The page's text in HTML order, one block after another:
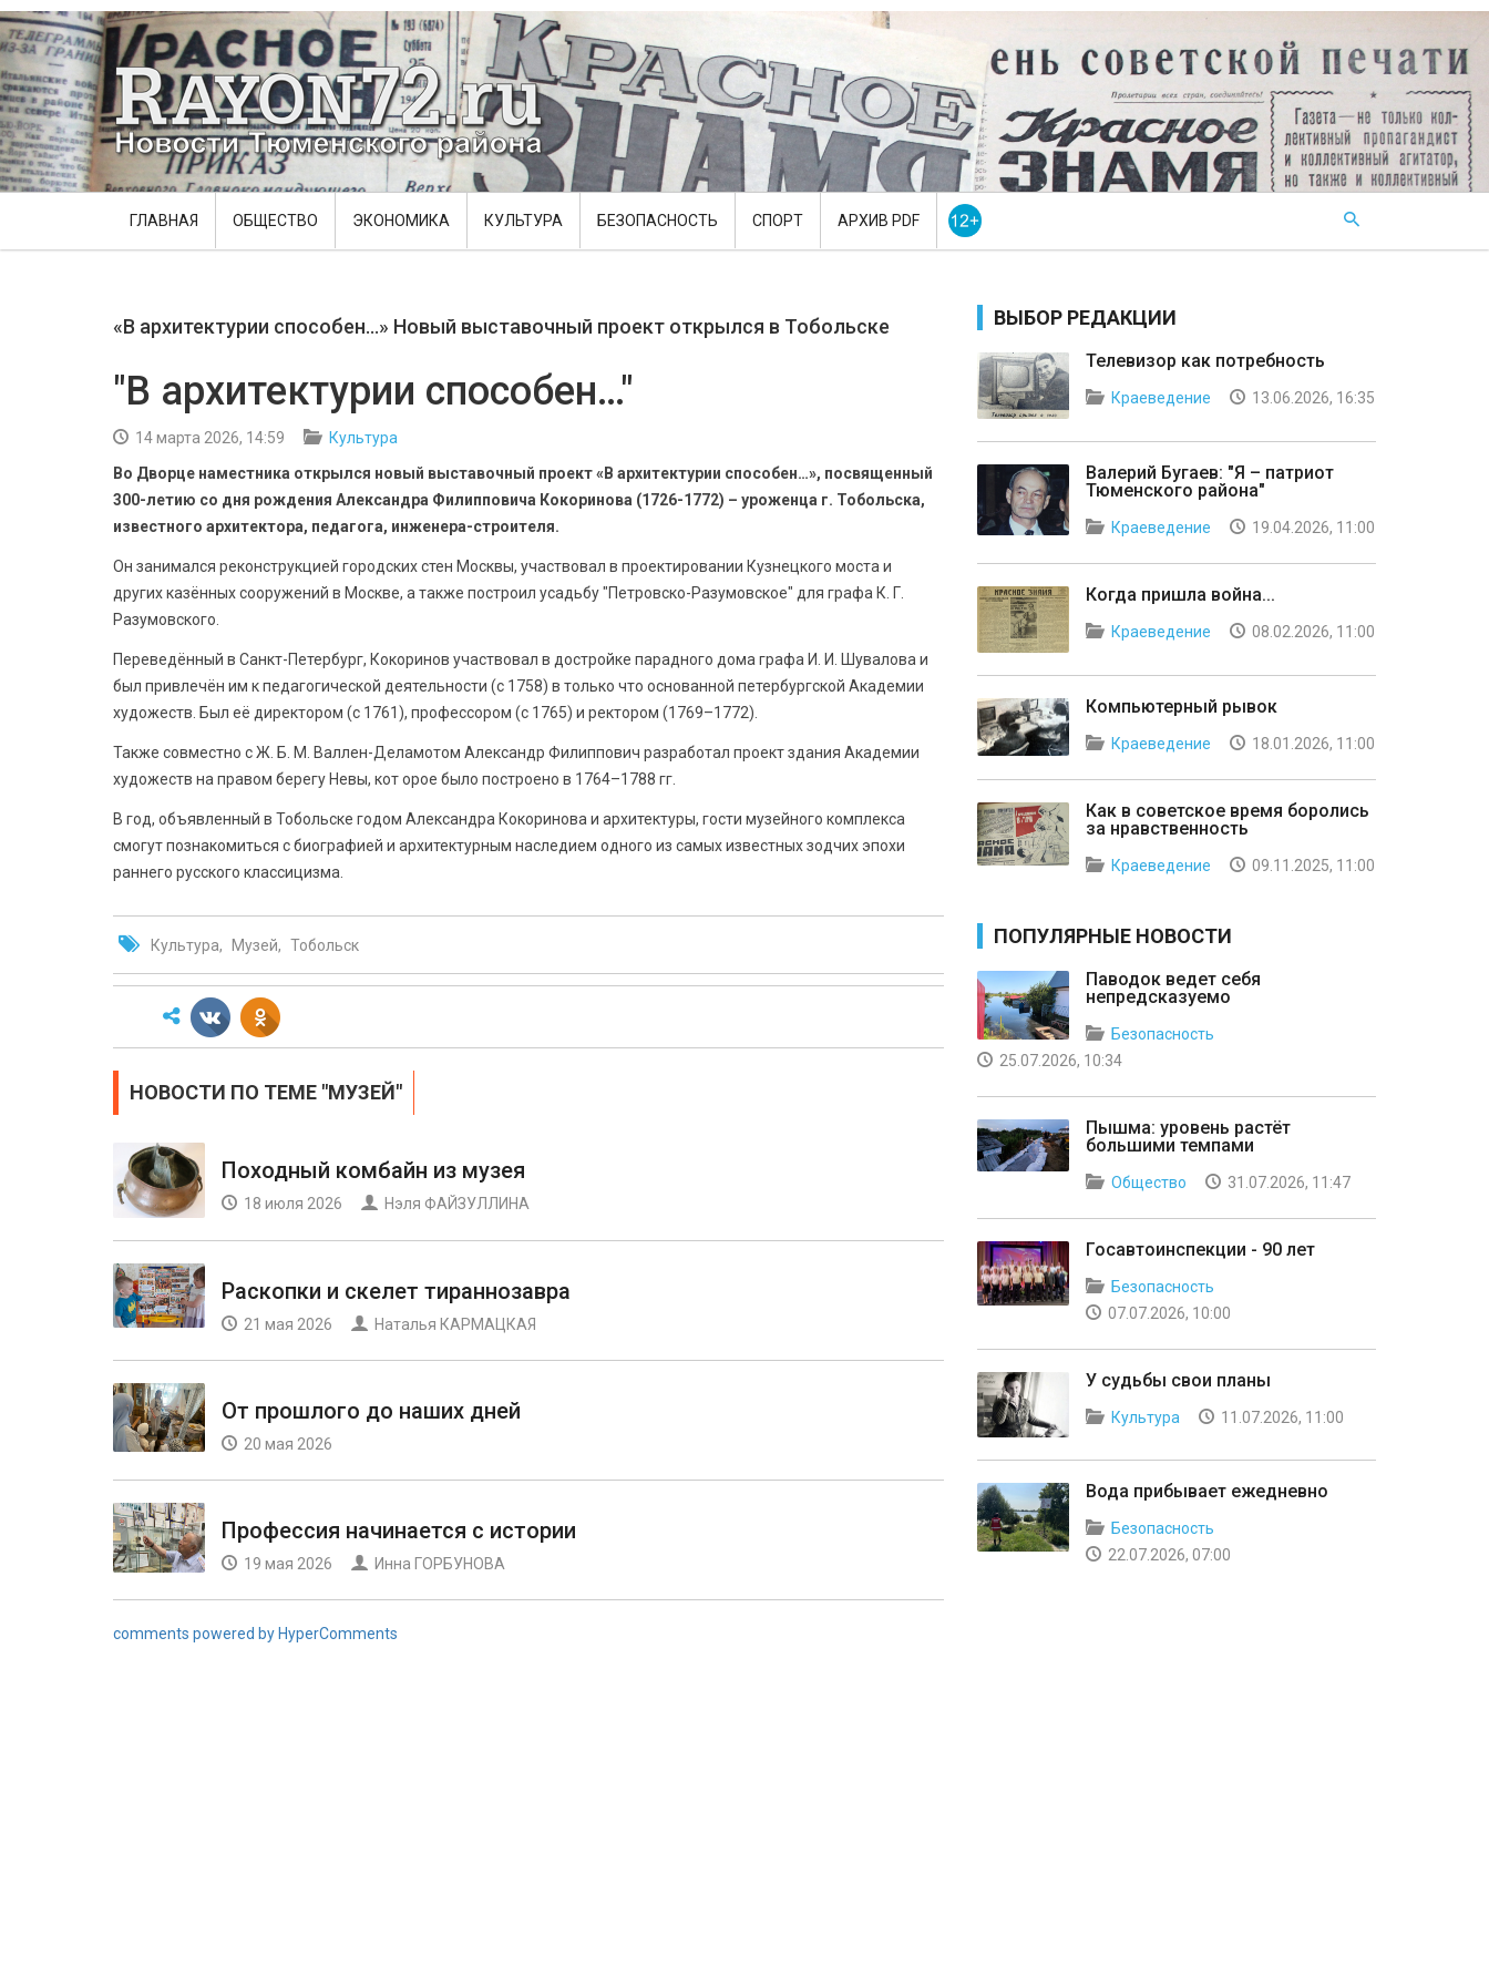
ГЛАВНАЯ ОБЩЕСТВО ЭКОНОМИКА КУЛЬТУРА БЕЗОПАСНОСТЬ СПОРТ АРХИВ PDF
«В архитектурии способен…» Новый выставочный проект открылся в Тобольске
"В архитектурии способен…"
14 марта 2026, 14:59
Культура
Во Дворце наместника открылся новый выставочный проект «В архитектурии способен…», посвященный
300-летию со дня рождения Александра Филипповича Кокоринова (1726-1772) – уроженца г. Тобольска,
известного архитектора, педагога, инженера-строителя.
Он занимался реконструкцией городских стен Москвы, участвовал в проектировании Кузнецкого моста и
других казённых сооружений в Москве, а также построил усадьбу "Петровско-Разумовское" для графа К. Г.
Разумовского.
Переведённый в Санкт-Петербург, Кокоринов участвовал в достройке парадного дома графа И. И. Шувалова и
был привлечён им к педагогической деятельности (с 1758) в только что основанной петербургской Академии
художеств. Был её директором (с 1761), профессором (с 1765) и ректором (1769–1772).
Также совместно с Ж. Б. М. Валлен-Деламотом Александр Филиппович разработал проект здания Академии
художеств на правом берегу Невы, кот орое было построено в 1764–1788 гг.
В год, объявленный в Тобольске годом Александра Кокоринова и архитектуры, гости музейного комплекса
смогут познакомиться с биографией и архитектурным наследием одного из самых известных зодчих эпохи
раннего русского классицизма.
Культура Музей Тобольск
НОВОСТИ ПО ТЕМЕ "МУЗЕЙ"
Походный комбайн из музея
18 июля 2026 Нэля ФАЙЗУЛЛИНА
Раскопки и скелет тираннозавра
21 мая 2026 Наталья КАРМАЦКАЯ
От прошлого до наших дней
20 мая 2026
Профессия начинается с истории
19 мая 2026 Инна ГОРБУНОВА
comments powered by HyperComments
ВЫБОР РЕДАКЦИИ
Телевизор как потребность
Краеведение 13.06.2026, 16:35
Валерий Бугаев: "Я – патриот
Тюменского района"
Краеведение 19.04.2026, 11:00
Когда пришла война...
Краеведение 08.02.2026, 11:00
Компьютерный рывок
Краеведение 18.01.2026, 11:00
Как в советское время боролись
за нравственность
Краеведение 09.11.2025, 11:00
ПОПУЛЯРНЫЕ НОВОСТИ
Паводок ведет себя
непредсказуемо
Безопасность
25.07.2026, 10:34
Пышма: уровень растёт
большими темпами
Общество 31.07.2026, 11:47
Госавтоинспекции - 90 лет
Безопасность
07.07.2026, 10:00
У судьбы свои планы
Культура 11.07.2026, 11:00
Вода прибывает ежедневно
Безопасность
22.07.2026, 07:00